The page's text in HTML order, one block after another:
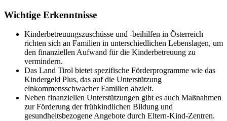
Wichtige Erkenntnisse
Kinderbetreuungszuschüsse und -beihilfen in Österreich
richten sich an Familien in unterschiedlichen Lebenslagen, um
den finanziellen Aufwand für die Kinderbetreuung zu
vermindern.
Das Land Tirol bietet spezifische Förderprogramme wie das
Kindergeld Plus, das auf die Unterstützung
einkommensschwacher Familien abzielt.
Neben finanziellen Unterstützungen gibt es auch Maßnahmen
zur Förderung der frühkindlichen Bildung und
gesundheitsbezogene Angebote durch Eltern-Kind-Zentren.